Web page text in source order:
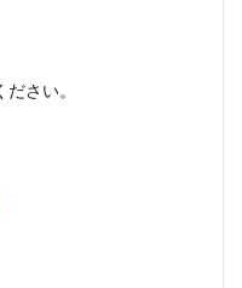
さい。